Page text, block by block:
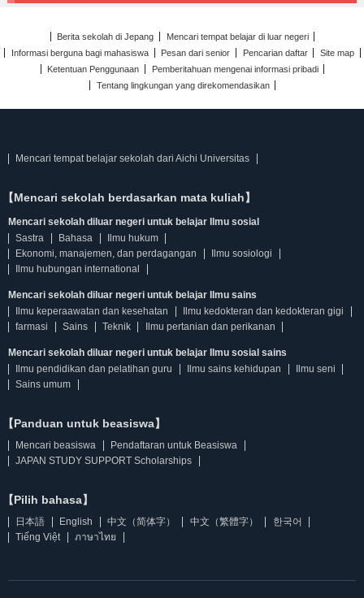
Berita sekolah di Jepang
Mencari tempat belajar di luar negeri
Informasi berguna bagi mahasiswa
Pesan dari senior Pencarian daftar
Site map
Ketentuan Penggunaan
Pemberitahuan mengenai informasi pribadi
Tentang lingkungan yang direkomendasikan
Mencari tempat belajar sekolah dari Aichi Universitas
【Mencari sekolah berdasarkan mata kuliah】
Mencari sekolah diluar negeri untuk belajar Ilmu sosial
Sastra
Bahasa
Ilmu hukum
Ekonomi, manajemen, dan perdagangan
Ilmu sosiologi
Ilmu hubungan international
Mencari sekolah diluar negeri untuk belajar Ilmu sains
Ilmu keperaawatan dan kesehatan
Ilmu kedokteran dan kedokteran gigi
farmasi
Sains Teknik Ilmu pertanian dan perikanan
Mencari sekolah diluar negeri untuk belajar Ilmu sosial sains
Ilmu pendidikan dan pelatihan guru
Ilmu sains kehidupan
Ilmu seni
Sains umum
【Panduan untuk beasiswa】
Mencari beasiswa
Pendaftaran untuk Beasiswa
JAPAN STUDY SUPPORT Scholarships
【Pilih bahasa】
日本語 English 中文（简体字） 中文（繁體字）
한국어
Tiếng Việt
ภาษาไทย